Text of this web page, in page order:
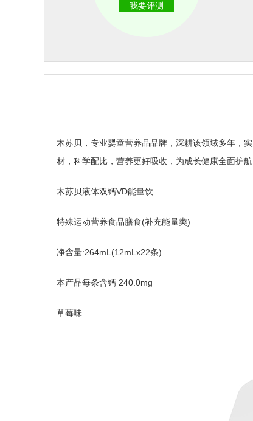
我要评测
木苏贝，专业婴童营养品品牌，深耕该领域多年，
材，科学配比，营养更好吸收，为成长健康全面护航
木苏贝液体双钙VD能量饮
特殊运动营养食品膳食(补充能量类)
净含量:264mL(12mLx22条)
本产品每条含钙 240.0mg
草莓味